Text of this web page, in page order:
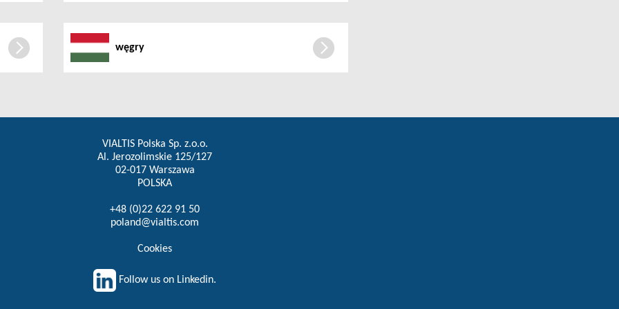
węgry
VIALTIS Polska Sp. z.o.o.
Al. Jerozolimskie 125/127
02-017 Warszawa
POLSKA
+48 (0)22 622 91 50
poland@vialtis.com
Cookies
Follow us on Linkedin.